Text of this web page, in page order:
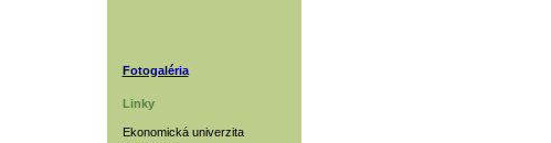
Fotogaléria
Linky
Ekonomická univerzita